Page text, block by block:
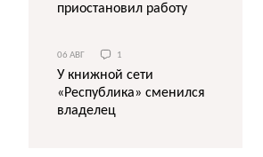
приостановил работу
06 АВГ 1
У книжной сети
«Республика» сменился
владелец